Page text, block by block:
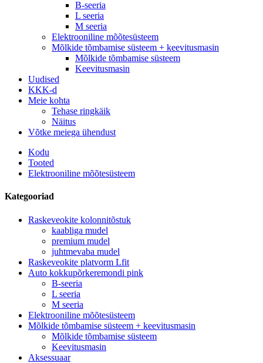
B-seeria
L seeria
M seeria
Elektrooniline mõõtesüsteem
Mõlkide tõmbamise süsteem + keevitusmasin
Mõlkide tõmbamise süsteem
Keevitusmasin
Uudised
KKK-d
Meie kohta
Tehase ringkäik
Näitus
Võtke meiega ühendust
Kodu
Tooted
Elektrooniline mõõtesüsteem
Kategooriad
Raskeveokite kolonnitõstuk
kaabliga mudel
premium mudel
juhtmevaba mudel
Raskeveokite platvorm Lfit
Auto kokkupõrkeremondi pink
B-seeria
L seeria
M seeria
Elektrooniline mõõtesüsteem
Mõlkide tõmbamise süsteem + keevitusmasin
Mõlkide tõmbamise süsteem
Keevitusmasin
Aksessuaar